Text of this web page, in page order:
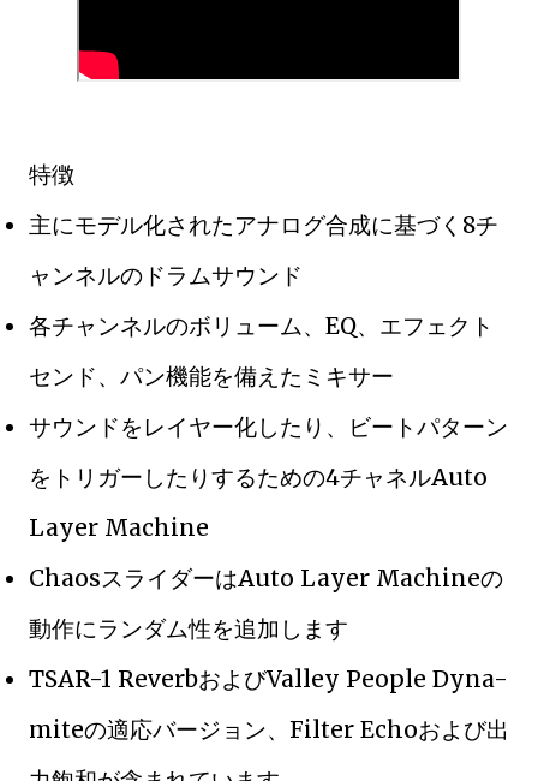
特徴
主にモデル化されたアナログ合成に基づく8チ
ャンネルのドラムサウンド
各チャンネルのボリューム、EQ、エフェクト
センド、パン機能を備えたミキサー
サウンドをレイヤー化したり、ビートパターン
をトリガーしたりするための4チャネルAuto
Layer Machine
ChaosスライダーはAuto Layer Machineの
動作にランダム性を追加します
TSAR-1 ReverbおよびValley People Dyna-
miteの適応バージョン、Filter Echoおよび出